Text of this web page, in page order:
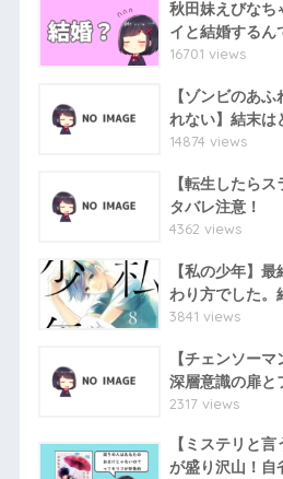
秋田妹えびなち
イと結婚するん
16701 views
【ゾンビのあ
れない】結末は
14874 views
【転生したら
タバレ注意！
4362 views
【私の少年】
わり方でした
3841 views
【チェンソー
深層意識の扉と
2317 views
【ミステリと
が盛り沢山！自